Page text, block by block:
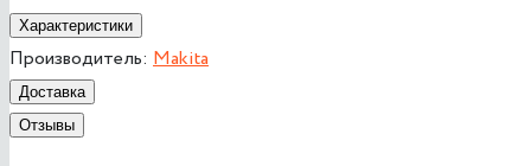
Характеристики
Производитель: Makita
Доставка
Отзывы